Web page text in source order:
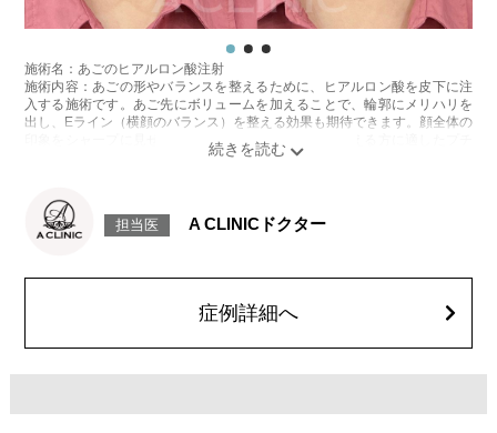
施術名：あごのヒアルロン酸注射
施術内容：あごの形やバランスを整えるために、ヒアルロン酸を皮下に注
入する施術です。あご先にボリュームを加えることで、輪郭にメリハリを
出し、Eライン（横顔のバランス）を整える効果も期待できます。顔全体の
印象をシャープに見せたい方や、あごが引っ込んで見える方に適したプチ
生じることがありますが、通常は数日〜1週間程度で徐々に軽快します。ま
た、稀にアレルギー反応、細菌感染、血管閉塞、しこり（硬化）や小さな
費用：
レスチレンリフト※横浜院限定 76,800円(税込)
クレヴィエルコントア 109,800円(税込)
ボリューマ 131,800円(税込)
担当医 A CLINICドクター
症例詳細へ